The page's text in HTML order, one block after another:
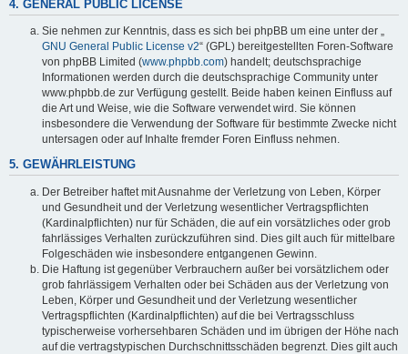
4. GENERAL PUBLIC LICENSE
Sie nehmen zur Kenntnis, dass es sich bei phpBB um eine unter der „
GNU General Public License v2“ (GPL) bereitgestellten Foren-Software
von phpBB Limited (www.phpbb.com) handelt; deutschsprachige
Informationen werden durch die deutschsprachige Community unter
www.phpbb.de zur Verfügung gestellt. Beide haben keinen Einfluss auf
die Art und Weise, wie die Software verwendet wird. Sie können
insbesondere die Verwendung der Software für bestimmte Zwecke nicht
untersagen oder auf Inhalte fremder Foren Einfluss nehmen.
5. GEWÄHRLEISTUNG
Der Betreiber haftet mit Ausnahme der Verletzung von Leben, Körper
und Gesundheit und der Verletzung wesentlicher Vertragspflichten
(Kardinalpflichten) nur für Schäden, die auf ein vorsätzliches oder grob
fahrlässiges Verhalten zurückzuführen sind. Dies gilt auch für mittelbare
Folgeschäden wie insbesondere entgangenen Gewinn.
Die Haftung ist gegenüber Verbrauchern außer bei vorsätzlichem oder
grob fahrlässigem Verhalten oder bei Schäden aus der Verletzung von
Leben, Körper und Gesundheit und der Verletzung wesentlicher
Vertragspflichten (Kardinalpflichten) auf die bei Vertragsschluss
typischerweise vorhersehbaren Schäden und im übrigen der Höhe nach
auf die vertragstypischen Durchschnittsschäden begrenzt. Dies gilt auch